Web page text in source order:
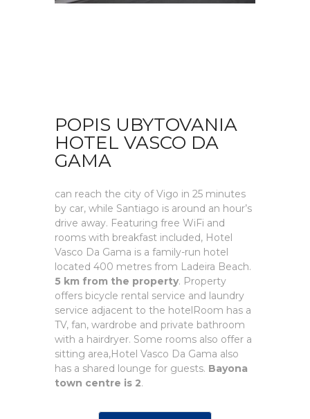
POPIS UBYTOVANIA
HOTEL VASCO DA
GAMA
can reach the city of Vigo in 25 minutes
by car, while Santiago is around an hour’s
drive away. Featuring free WiFi and
rooms with breakfast included, Hotel
Vasco Da Gama is a family-run hotel
located 400 metres from Ladeira Beach.
5 km from the property. Property
offers bicycle rental service and laundry
service adjacent to the hotelRoom has a
TV, fan, wardrobe and private bathroom
with a hairdryer. Some rooms also offer a
sitting area,Hotel Vasco Da Gama also
has a shared lounge for guests. Bayona
town centre is 2.